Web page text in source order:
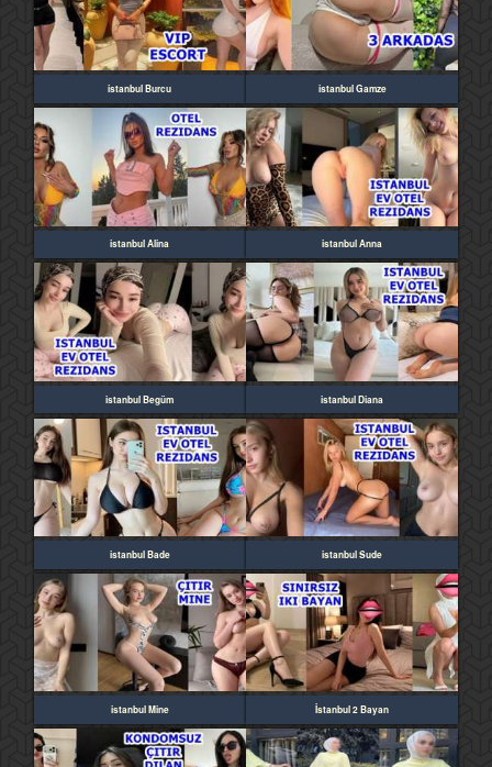
istanbul Burcu istanbul Gamze
istanbul Alina istanbul Anna
istanbul Begüm istanbul Diana
istanbul Bade istanbul Sude
istanbul Mine İstanbul 2 Bayan